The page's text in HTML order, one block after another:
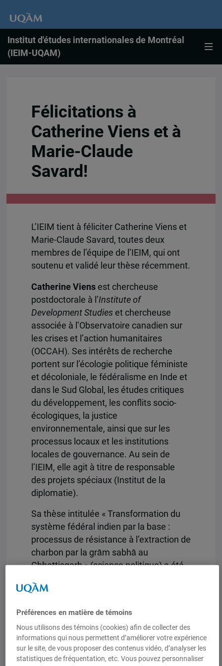
Institut d'études internationales de Montréal
(IEIM-UQAM)
Félicitations à
Catherine Viens et à
Marie-Claude
Savard!
L’IEIM tient à féliciter Catherine Viens et
Marie-Claude Savard, toutes deux
membres de l’équipe de l’IEIM, qui ont
soutenu et validé leur thèse récemment.
Catherine Viensest chercheuse
postdoctorale à l’Institute of
Development Studies et chercheuse
associée à l’Observatoire canadien sur
les crises et l’action humanitaires
(OCCAH). Ses intérêts de recherche
portent sur l’écologie politique féministe
et décoloniale, le fédéralisme en Inde et
dans le Sud Global, les études critiques
du développement, les conflits socio-
écologiques, la justice
environnementale, ainsi que sur les
processus locaux et les institutions
locales de gouvernance. Au sein de
l’IEIM, elle agit à titre de responsable
des projets spéciaux (Institut de la
diplomatie).
Sa thèse intitulée « Transformation du
système fédéral indien par la base :
processus de résistance à l’extraction de
charbon par la grām sabhā au
Chhattisgarh » (science politique) a été
Boisvert. Elle a été soutenue le 28 juin
Marie-Claude Savardest chargée de
cours à la Faculté des sciences de la
gestion de l’UQAM et professionnelle de
Préférences en matière de témoins
Nous utilisons des témoins (cookies) afin de collecter des
informations qui nous permettent d’améliorer votre expérience
sur le site, de vous proposer des contenus vidéo, d’analyser les
statistiques de fréquentation, etc. Vous pouvez personnaliser